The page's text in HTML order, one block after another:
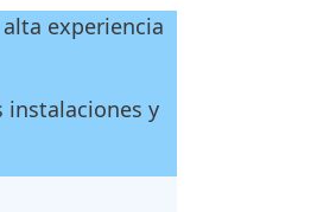
experiencia
instalaciones y